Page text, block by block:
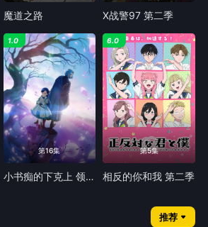
魔道之路 X战警97 第二季
第16集
1.0
小书痴的下克上 领主的养女
第5集
6.0
相反的你和我 第二季
推荐